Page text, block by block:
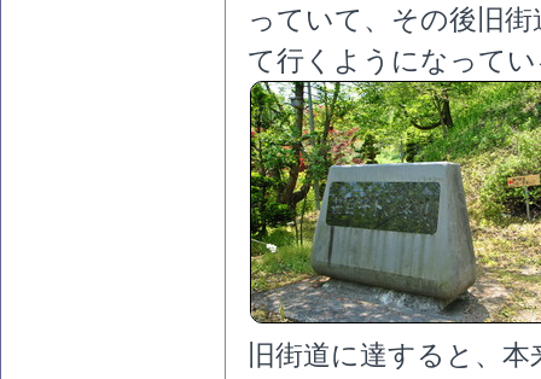
っていて、その後旧
て行くようになって
旧街道に達すると、